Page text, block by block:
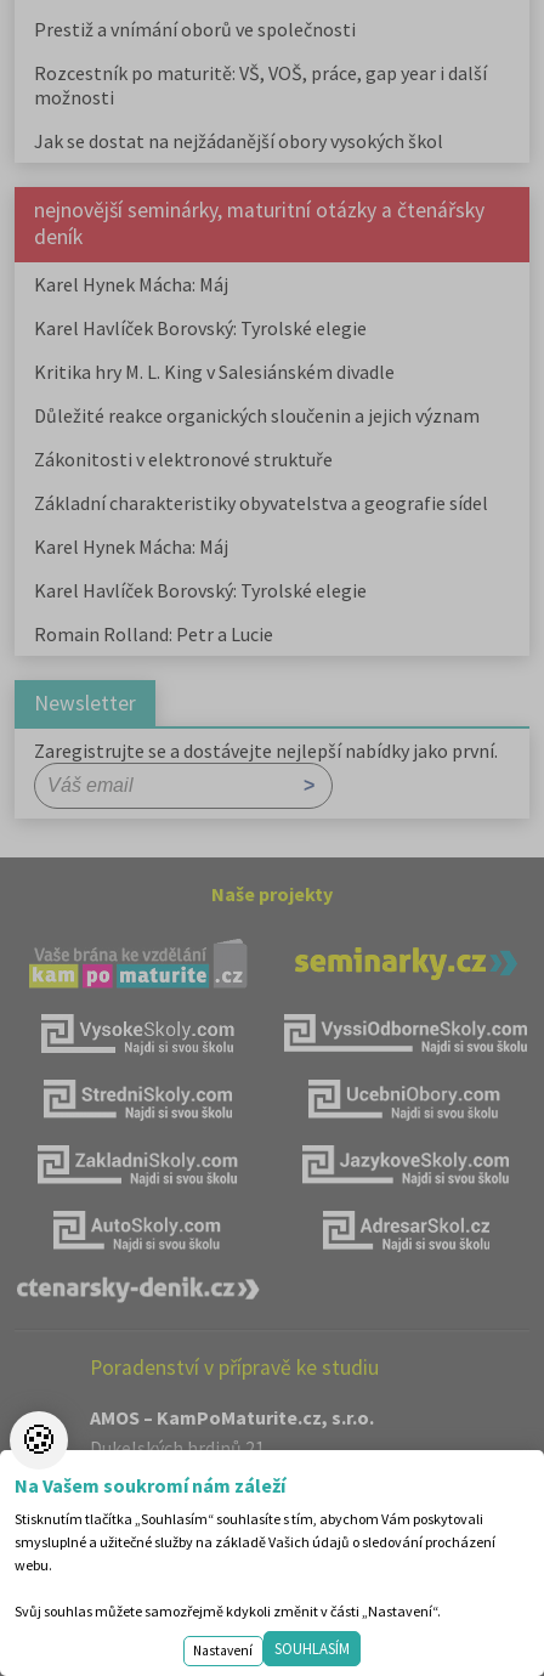
Prestiž a vnímání oborů ve společnosti
Rozcestník po maturitě: VŠ, VOŠ, práce, gap year i další
možnosti
Jak se dostat na nejžádanější obory vysokých škol
nejnovější seminárky, maturitní otázky a čtenářsky
deník
Karel Hynek Mácha: Máj
Karel Havlíček Borovský: Tyrolské elegie
Kritika hry M. L. King v Salesiánském divadle
Důležité reakce organických sloučenin a jejich význam
Zákonitosti v elektronové struktuře
Základní charakteristiky obyvatelstva a geografie sídel
Karel Hynek Mácha: Máj
Karel Havlíček Borovský: Tyrolské elegie
Romain Rolland: Petr a Lucie
Newsletter
Zaregistrujte se a dostávejte nejlepší nabídky jako první.
Naše projekty
Poradenství v přípravě ke studiu
AMOS – KamPoMaturite.cz, s.r.o.
Dukelských hrdinů 21
170 00
info@kampomaturite.cz
+420 606 411 115
Kontakty
Jak objednávat
REKLAMA zde
🍪
Na Vašem soukromí nám záleží
Stisknutím tlačítka „Souhlasím“ souhlasíte s tím, abychom Vám poskytovali
smysluplné a užitečné služby na základě Vašich údajů o sledování procházení
webu.
Svůj souhlas můžete samozřejmě kdykoli změnit v části „Nastavení“.
Nastavení SOUHLASÍM